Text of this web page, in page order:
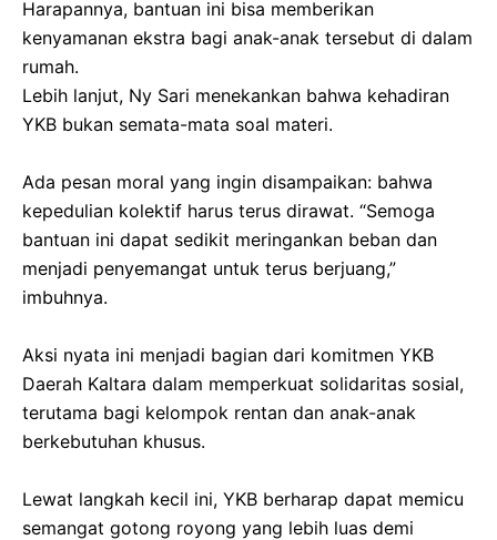
‎Harapannya, bantuan ini bisa memberikan
kenyamanan ekstra bagi anak-anak tersebut di dalam
rumah.
‎​Lebih lanjut, Ny Sari menekankan bahwa kehadiran
YKB bukan semata-mata soal materi.
‎Ada pesan moral yang ingin disampaikan: bahwa
kepedulian kolektif harus terus dirawat. “Semoga
bantuan ini dapat sedikit meringankan beban dan
menjadi penyemangat untuk terus berjuang,”
imbuhnya.
‎​Aksi nyata ini menjadi bagian dari komitmen YKB
Daerah Kaltara dalam memperkuat solidaritas sosial,
terutama bagi kelompok rentan dan anak-anak
berkebutuhan khusus.
‎Lewat langkah kecil ini, YKB berharap dapat memicu
semangat gotong royong yang lebih luas demi